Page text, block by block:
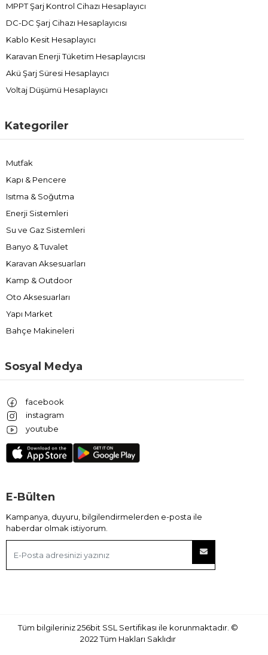
MPPT Şarj Kontrol Cihazı Hesaplayıcı
DC-DC Şarj Cihazı Hesaplayıcısı
Kablo Kesit Hesaplayıcı
Karavan Enerji Tüketim Hesaplayıcısı
Akü Şarj Süresi Hesaplayıcı
Voltaj Düşümü Hesaplayıcı
Kategoriler
Mutfak
Kapı & Pencere
Isıtma & Soğutma
Enerji Sistemleri
Su ve Gaz Sistemleri
Banyo & Tuvalet
Karavan Aksesuarları
Kamp & Outdoor
Oto Aksesuarları
Yapı Market
Bahçe Makineleri
Sosyal Medya
facebook
instagram
youtube
E-Bülten
Kampanya, duyuru, bilgilendirmelerden e-posta ile
haberdar olmak istiyorum.
Tüm bilgileriniz 256bit SSL Sertifikası ile korunmaktadır. ©
2022Tüm Hakları Saklıdır